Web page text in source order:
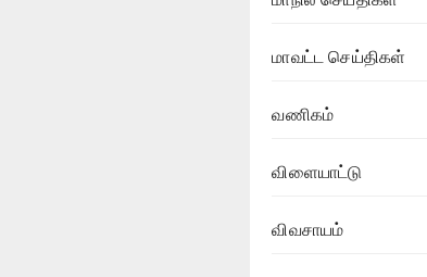
மாவட்ட செய்திகள்
வணிகம்
விளையாட்டு
விவசாயம்